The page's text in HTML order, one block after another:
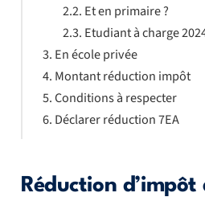
Réduction
Et en primaire ?
Etudiant à charge
En école privée
Montant réduction impôt
Conditions à respecter
Déclarer réduction 7EA